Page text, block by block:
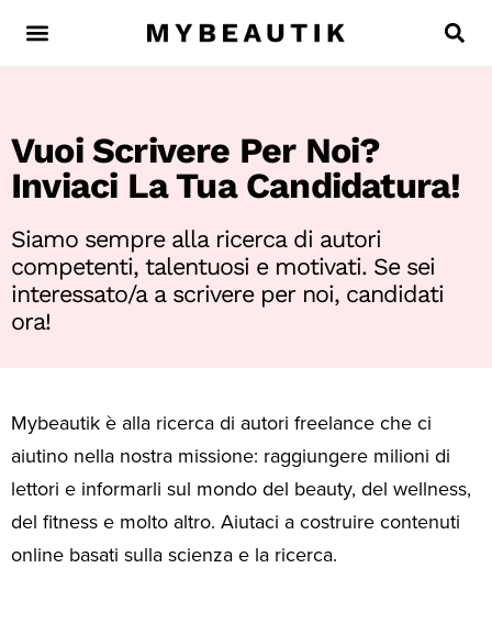
Vuoi Scrivere Per Noi?
Inviaci La Tua Candidatura!
Siamo sempre alla ricerca di autori
competenti, talentuosi e motivati. Se sei
interessato/a a scrivere per noi, candidati
ora!
Mybeautik è alla ricerca di autori freelance che ci
aiutino nella nostra missione: raggiungere milioni di
lettori e informarli sul mondo del beauty, del wellness,
del fitness e molto altro. Aiutaci a costruire contenuti
online basati sulla scienza e la ricerca.